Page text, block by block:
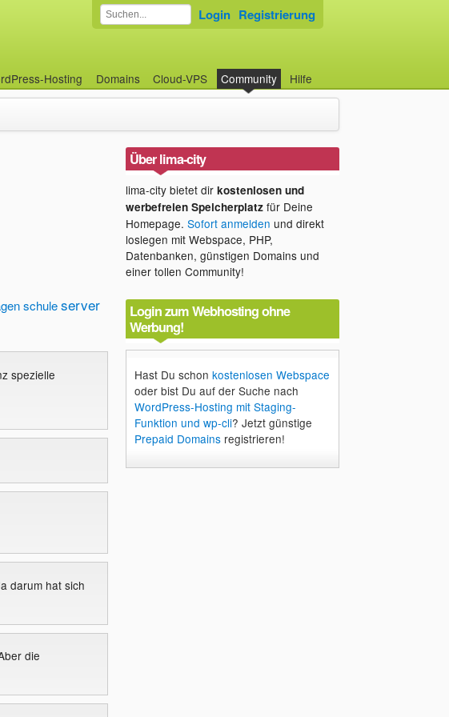
Hosting Domains Cloud-VPS Community Hilfe
Login Registrierung
schuleserver
spezielle
darum hat sich
die
Über lima-city
lima-city bietet dir kostenlosen und
werbefreien Speicherplatzfür Deine
Homepage. Sofort anmelden und direkt
loslegen mit Webspace, PHP,
Datenbanken, günstigen Domains und
einer tollen Community!
Login zum Webhosting ohne
Werbung!
Hast Du schon kostenlosen Webspace
oder bist Du auf der Suche nach
WordPress-Hosting mit Staging-
Funktion und wp-cli? Jetzt günstige
Prepaid Domainsregistrieren!